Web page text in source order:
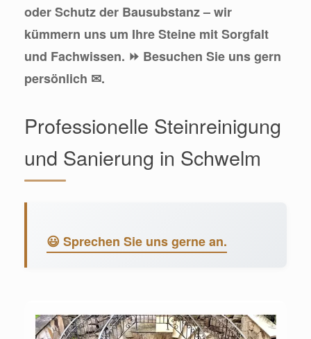
oder Schutz der Bausubstanz – wir
kümmern uns um Ihre Steine mit Sorgfalt
und Fachwissen. ⏩ Besuchen Sie uns gern
persönlich ✉.
Professionelle Steinreinigung
und Sanierung in Schwelm
😃 Sprechen Sie uns gerne an.